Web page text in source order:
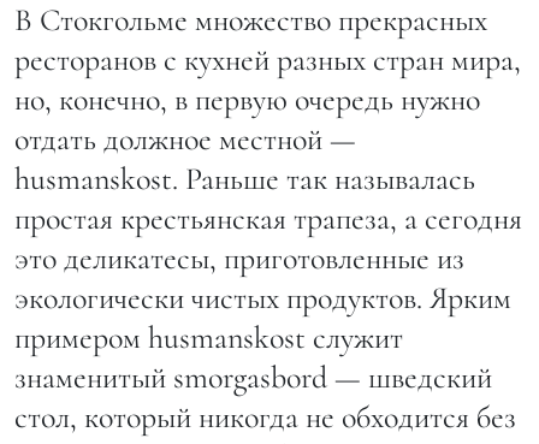
В Стокгольме множество прекрасных
ресторанов с кухней разных стран мира,
но, конечно, в первую очередь нужно
отдать должное местной —
husmanskost. Раньше так называлась
простая крестьянская трапеза, а сегодня
это деликатесы, приготовленные из
экологически чистых продуктов. Ярким
примером husmanskost служит
знаменитый smorgasbord — шведский
стол, который никогда не обходится без